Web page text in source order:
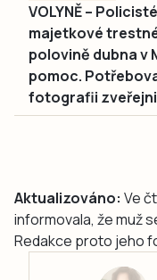
VOLYNĚ –
majetkové
polovině dubna v
pomoc.
fotografii
Aktualizováno: Ve
informovala, že muž
Redakce proto jeho